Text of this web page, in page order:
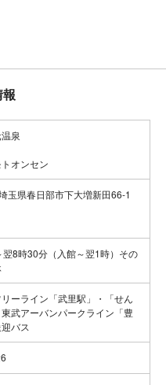
泉
オンセン
玉県春日部市下大増新田66-1
8時30分（入館～翌1時）その
ーライン「武里駅」・「せん
武アーバンパークライン「豊
バス